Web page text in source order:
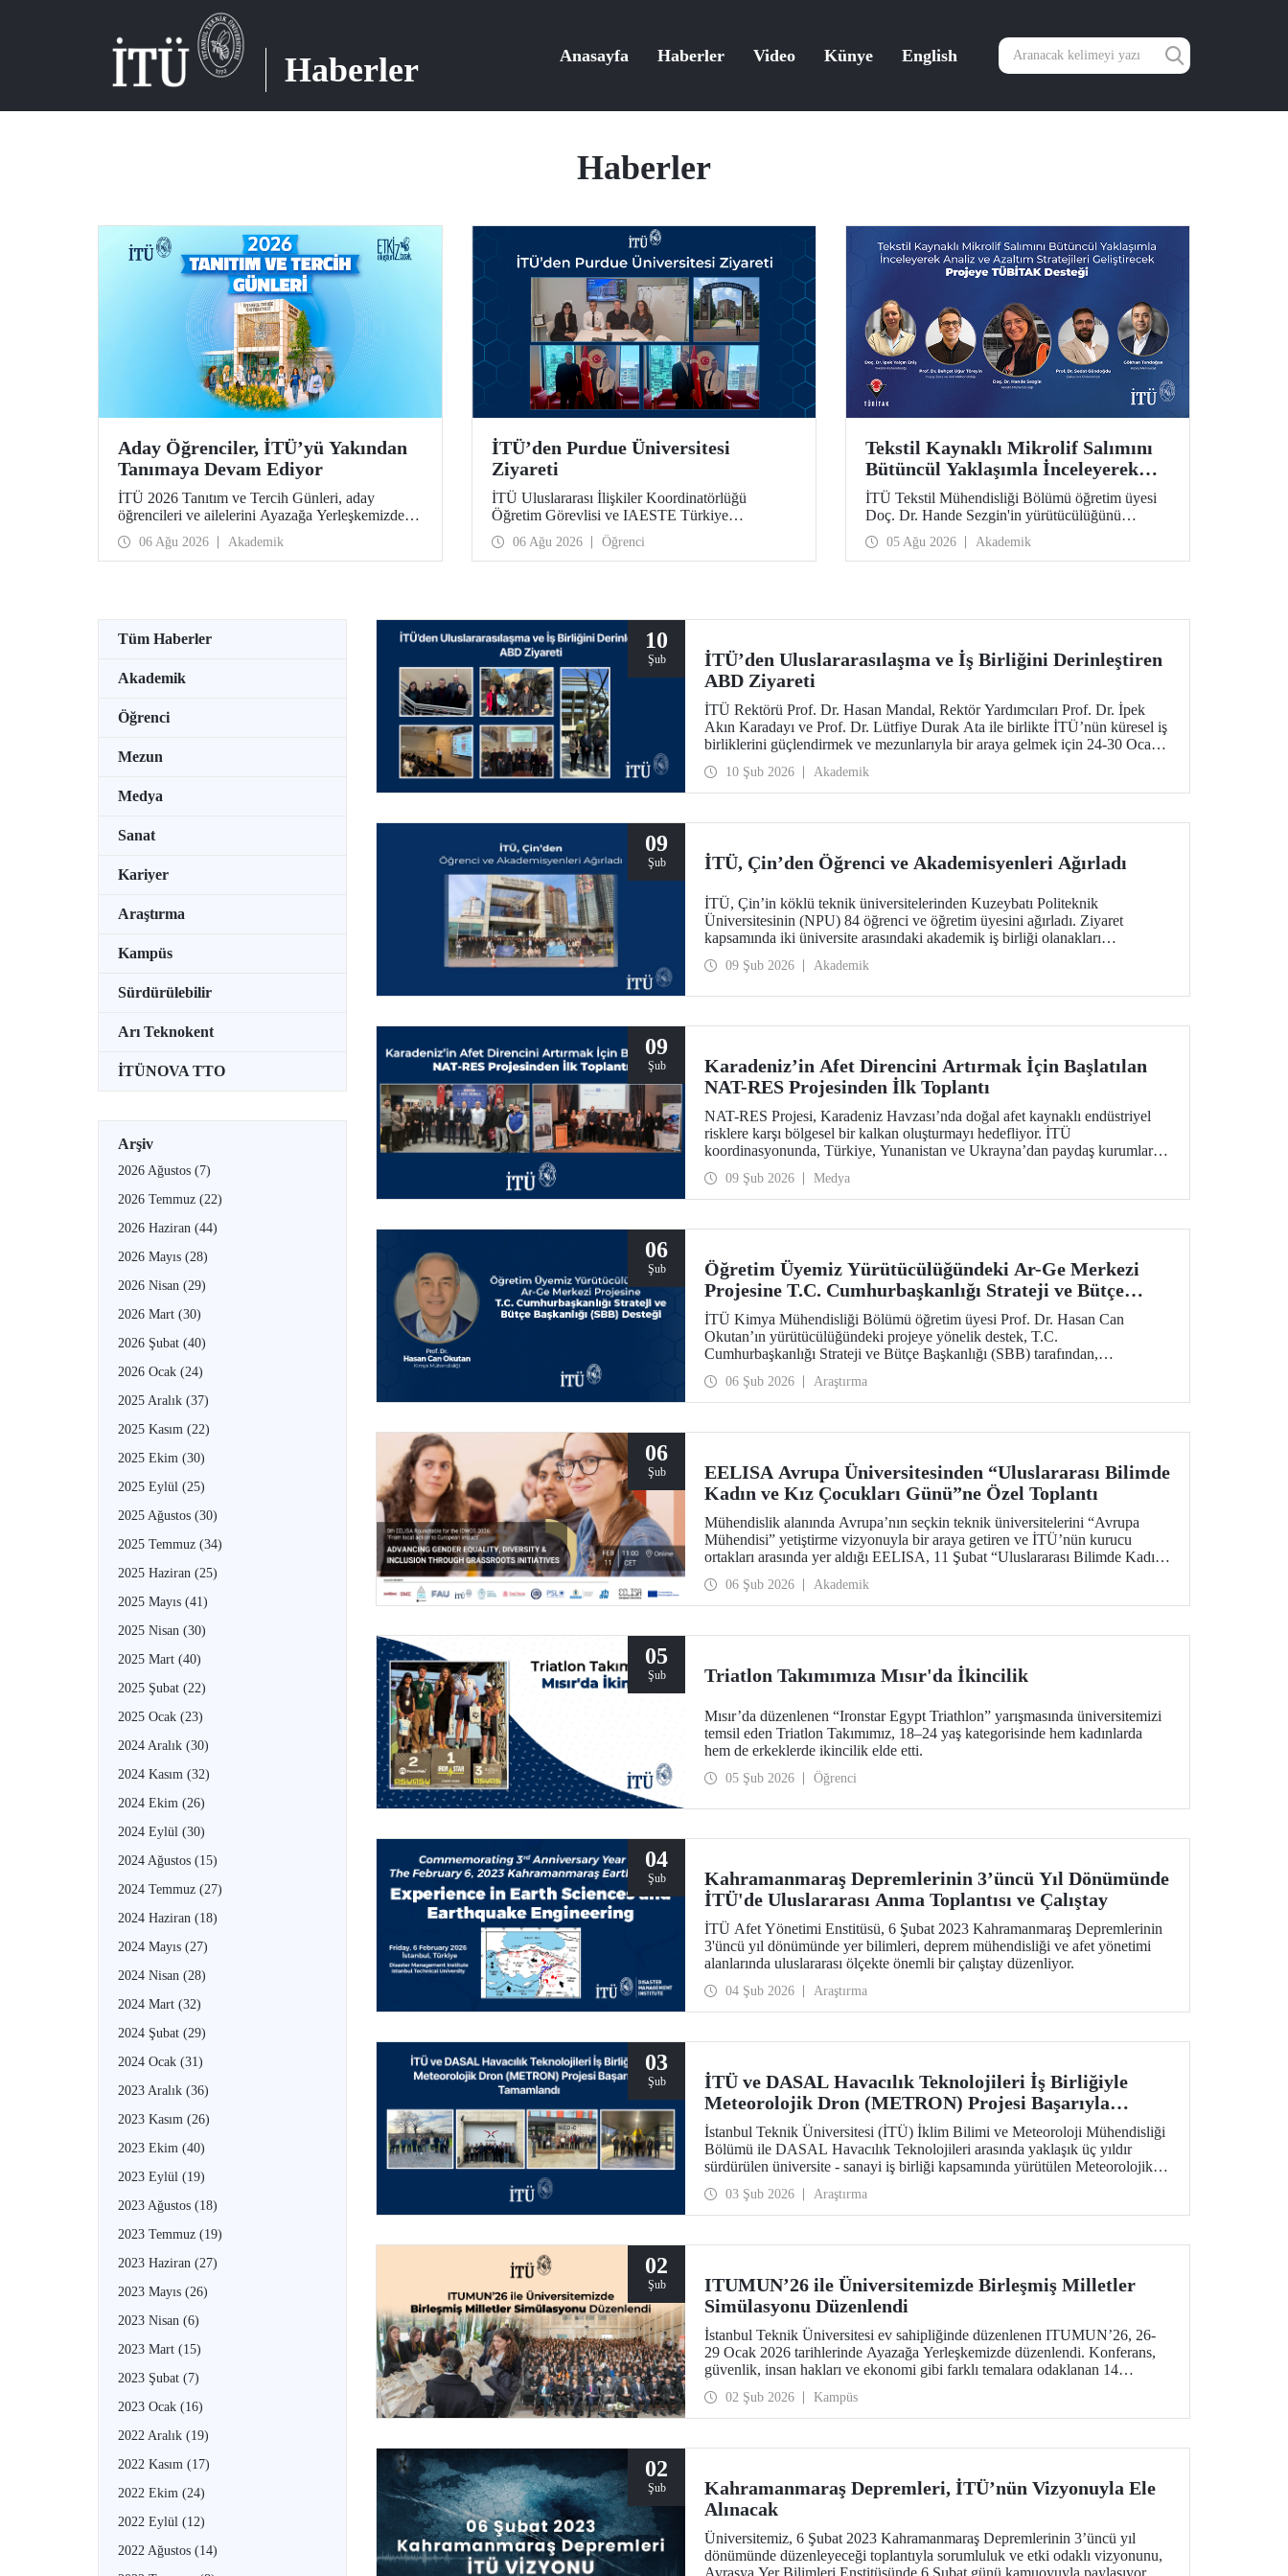
Haberler Anasayfa Haberler Video Künye English
Haberler
Aday Öğrenciler, İTÜ’yü Yakından
Tanımaya Devam Ediyor
İTÜ 2026 Tanıtım ve Tercih Günleri, aday
öğrencileri ve ailelerini Ayazağa Yerleşkemizde
ağırlamaya devam ediyor. Tanıtım ve Tercih
Günleri 7 Ağustos’ta tamamlanacak, ilgili fakülte
ve birimler adaylara bilgi vermeye devam edecek.
06 Ağu 2026 Akademik
İTÜ’den Purdue Üniversitesi
Ziyareti
İTÜ Uluslararası İlişkiler Koordinatörlüğü
Öğretim Görevlisi ve IAESTE Türkiye
Sorumlusu Cahit Okan, akademik ilişkileri ve iş
birliğini geliştirmek amacıyla 20-27 Temmuz
tarihlerinde ABD’de dünyanın önde gelen
06 Ağu 2026 Öğrenci
Tekstil Kaynaklı Mikrolif Salımını
Bütüncül Yaklaşımla İnceleyerek
Analiz ve Azaltım Stratejileri
Geliştirecek Projeye TÜBİTAK
Desteği
İTÜ Tekstil Mühendisliği Bölümü öğretim üyesi
Doç. Dr. Hande Sezgin'in yürütücülüğünü
üstlendiği “Sürdürülebilir Pamuk ve Polyester
Esaslı Tekstil Ürünlerinde Kullanım Koşullarına
Bağlı Mikrolif Salımı: Aşınma, UV Maruziyeti ve
proje, TÜBİTAK 2515 – COST Aksiyon Üyeleri
desteklenmeye hak kazandı.
05 Ağu 2026 Akademik
Tüm Haberler
Akademik
Öğrenci
Mezun
Medya
Sanat
Kariyer
Araştırma
Kampüs
Sürdürülebilir
Arı Teknokent
İTÜNOVA TTO
Arşiv
2026 Ağustos (7)
2026 Temmuz (22)
2026 Haziran (44)
2026 Mayıs (28)
2026 Nisan (29)
2026 Mart (30)
2026 Şubat (40)
2026 Ocak (24)
2025 Aralık (37)
2025 Kasım (22)
2025 Ekim (30)
2025 Eylül (25)
2025 Ağustos (30)
2025 Temmuz (34)
2025 Haziran (25)
2025 Mayıs (41)
2025 Nisan (30)
2025 Mart (40)
2025 Şubat (22)
2025 Ocak (23)
2024 Aralık (30)
2024 Kasım (32)
2024 Ekim (26)
2024 Eylül (30)
2024 Ağustos (15)
2024 Temmuz (27)
2024 Haziran (18)
2024 Mayıs (27)
2024 Nisan (28)
2024 Mart (32)
2024 Şubat (29)
2024 Ocak (31)
2023 Aralık (36)
2023 Kasım (26)
2023 Ekim (40)
2023 Eylül (19)
2023 Ağustos (18)
2023 Temmuz (19)
2023 Haziran (27)
2023 Mayıs (26)
2023 Nisan (6)
2023 Mart (15)
2023 Şubat (7)
2023 Ocak (16)
2022 Aralık (19)
2022 Kasım (17)
2022 Ekim (24)
2022 Eylül (12)
2022 Ağustos (14)
10
Şub
İTÜ’den Uluslararasılaşma ve İş Birliğini Derinleştiren
ABD Ziyareti
İTÜ Rektörü Prof. Dr. Hasan Mandal, Rektör Yardımcıları Prof. Dr. İpek
Akın Karadayı ve Prof. Dr. Lütfiye Durak Ata ile birlikte İTÜ’nün küresel iş
birliklerini güçlendirmek ve mezunlarıyla bir araya gelmek için 24-30 Ocak
10 Şub 2026 Akademik
09
Şub İTÜ, Çin’den Öğrenci ve Akademisyenleri Ağırladı
İTÜ, Çin’in köklü teknik üniversitelerinden Kuzeybatı Politeknik
Üniversitesinin (NPU) 84 öğrenci ve öğretim üyesini ağırladı. Ziyaret
kapsamında iki üniversite arasındaki akademik iş birliği olanakları
09 Şub 2026 Akademik
09
Şub
Karadeniz’in Afet Direncini Artırmak İçin Başlatılan
NAT-RES Projesinden İlk Toplantı
NAT-RES Projesi, Karadeniz Havzası’nda doğal afet kaynaklı endüstriyel
risklere karşı bölgesel bir kalkan oluşturmayı hedefliyor. İTÜ
koordinasyonunda, Türkiye, Yunanistan ve Ukrayna’dan paydaş kurumların
Ayazağa Yerleşkemizde yapıldı.
09 Şub 2026 Medya
06
Şub
Öğretim Üyemiz Yürütücülüğündeki Ar-Ge Merkezi
Projesine T.C. Cumhurbaşkanlığı Strateji ve Bütçe
Başkanlığı (SBB) Desteği
İTÜ Kimya Mühendisliği Bölümü öğretim üyesi Prof. Dr. Hasan Can
Okutan’ın yürütücülüğündeki projeye yönelik destek, T.C.
Cumhurbaşkanlığı Strateji ve Bütçe Başkanlığı (SBB) tarafından,
sahip olacak Teknolojik Araştırma Laboratuvar Binası’nın yapımı onaylandı.
06 Şub 2026 Araştırma
06
Şub
EELISA Avrupa Üniversitesinden “Uluslararası Bilimde
Kadın ve Kız Çocukları Günü”ne Özel Toplantı
Mühendislik alanında Avrupa’nın seçkin teknik üniversitelerini “Avrupa
Mühendisi” yetiştirme vizyonuyla bir araya getiren ve İTÜ’nün kurucu
ortakları arasında yer aldığı EELISA, 11 Şubat “Uluslararası Bilimde Kadın
06 Şub 2026 Akademik
05
Şub Triatlon Takımımıza Mısır'da İkincilik
Mısır’da düzenlenen “Ironstar Egypt Triathlon” yarışmasında üniversitemizi
temsil eden Triatlon Takımımız, 18–24 yaş kategorisinde hem kadınlarda
hem de erkeklerde ikincilik elde etti.
05 Şub 2026 Öğrenci
04
Şub
Kahramanmaraş Depremlerinin 3’üncü Yıl Dönümünde
İTÜ'de Uluslararası Anma Toplantısı ve Çalıştay
İTÜ Afet Yönetimi Enstitüsü, 6 Şubat 2023 Kahramanmaraş Depremlerinin
3'üncü yıl dönümünde yer bilimleri, deprem mühendisliği ve afet yönetimi
alanlarında uluslararası ölçekte önemli bir çalıştay düzenliyor.
04 Şub 2026 Araştırma
03
Şub
İTÜ ve DASAL Havacılık Teknolojileri İş Birliğiyle
Meteorolojik Dron (METRON) Projesi Başarıyla
Tamamlandı
İstanbul Teknik Üniversitesi (İTÜ) İklim Bilimi ve Meteoroloji Mühendisliği
Bölümü ile DASAL Havacılık Teknolojileri arasında yaklaşık üç yıldır
sürdürülen üniversite - sanayi iş birliği kapsamında yürütülen Meteorolojik
yönelik teorik ve uygulamalı eğitimler 26-30 Ocak arasında gerçekleştirildi.
03 Şub 2026 Araştırma
02
Şub
ITUMUN’26 ile Üniversitemizde Birleşmiş Milletler
Simülasyonu Düzenlendi
İstanbul Teknik Üniversitesi ev sahipliğinde düzenlenen ITUMUN’26, 26-
29 Ocak 2026 tarihlerinde Ayazağa Yerleşkemizde düzenlendi. Konferans,
güvenlik, insan hakları ve ekonomi gibi farklı temalara odaklanan 14
bir Birleşmiş Milletler simülasyonu deneyimi sundu.
02 Şub 2026 Kampüs
02
Şub
Kahramanmaraş Depremleri, İTÜ’nün Vizyonuyla Ele
Alınacak
Üniversitemiz, 6 Şubat 2023 Kahramanmaraş Depremlerinin 3’üncü yıl
dönümünde düzenleyeceği toplantıyla sorumluluk ve etki odaklı vizyonunu,
Avrasya Yer Bilimleri Enstitüsünde 6 Şubat günü kamuoyuyla paylaşıyor.